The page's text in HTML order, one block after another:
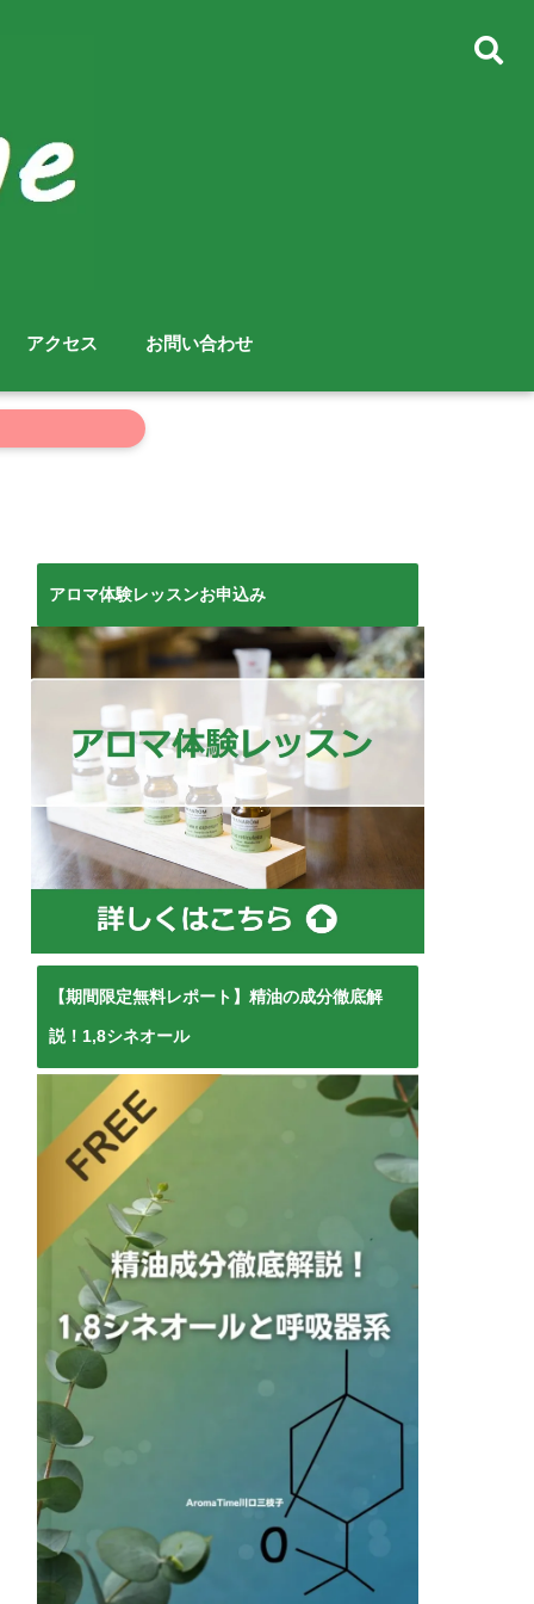
アクセス お問い合わせ
アロマ体験レッスンお申込み
【期間限定無料レポート】精油の成分徹底解
説！1,8シネオール